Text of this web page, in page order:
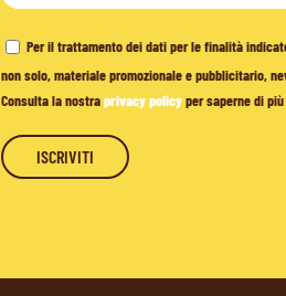
Per il trattamento dei dati per le finalità
non solo, materiale promozionale e pubblicitario,
Consulta la nostraprivacy policyper saperne di